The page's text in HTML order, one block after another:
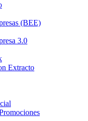
(BEE)
3.0
Extracto